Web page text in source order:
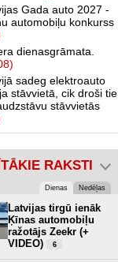
Gada auto 2027 -
automobiļu konkurss
dienasgrāmata.
sadeg elektroauto
stāvvietā, cik droši tie
stāvvietās
RAKSTI
Dienas Nedēļas
Latvijas tirgū ienāk
Ķīnas automobiļu
ražotājs Zeekr (+
VIDEO)
6